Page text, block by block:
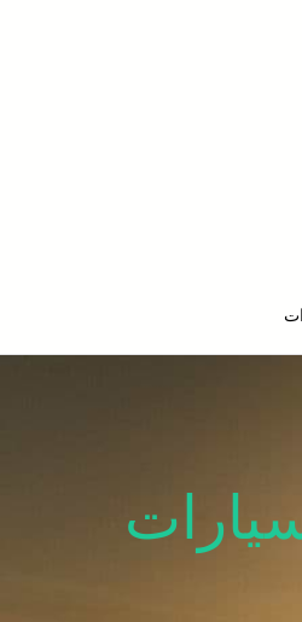
مفاتيح سيارات